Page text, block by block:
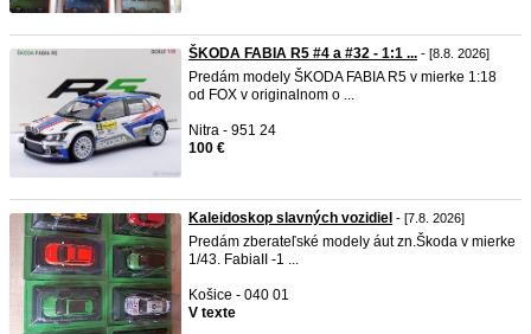
ŠKODA FABIA R5 #4 a #32 - 1:1 ... - [8.8. 2026]
Predám modely ŠKODA FABIA R5 v mierke 1:18
od FOX v originalnom o ...
Nitra - 951 24
100 €
Kaleidoskop slavných vozidiel - [7.8. 2026]
Predám zberateľské modely áut zn.Škoda v mierke
1/43. FabiaII -1 ...
Košice - 040 01
V texte